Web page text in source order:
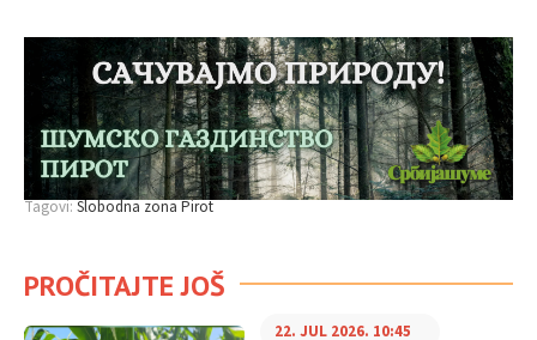
Tagovi:Slobodna zona Pirot
PROČITAJTE JOŠ
22. JUL 2026. 10:45